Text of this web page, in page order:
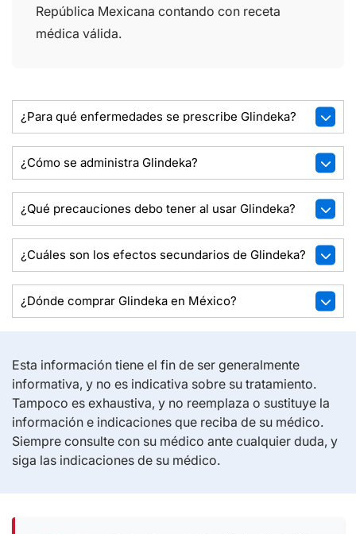
República Mexicana contando con receta
médica válida.
¿Para qué enfermedades se prescribe Glindeka?
¿Cómo se administra Glindeka?
¿Qué precauciones debo tener al usar Glindeka?
¿Cuáles son los efectos secundarios de Glindeka?
¿Dónde comprar Glindeka en México?
Esta información tiene el fin de ser generalmente
informativa, y no es indicativa sobre su tratamiento.
Tampoco es exhaustiva, y no reemplaza o sustituye la
información e indicaciones que reciba de su médico.
Siempre consulte con su médico ante cualquier duda, y
siga las indicaciones de su médico.